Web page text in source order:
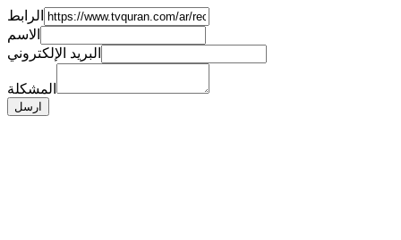
الرابط
الاسم
البريد الإلكتروني
المشكلة
ارسل